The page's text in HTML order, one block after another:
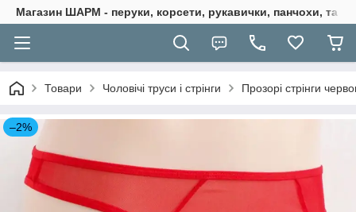
Магазин ШАРМ - перуки, корсети, рукавички, панчохи, та
Товари Чоловічі труси і стрінги Прозорі стрінги
–2%